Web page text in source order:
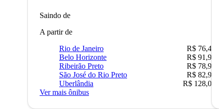
Saindo de
A partir de
Rio de Janeiro
R$ 76,42
Belo Horizonte
R$ 91,90
Ribeirão Preto
R$ 78,90
São José do Rio Preto
R$ 82,90
Uberlândia
R$ 128,05
Ver mais ônibus